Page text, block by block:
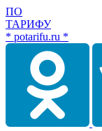
ПО
ТАРИФУ
* potarifu.ru *